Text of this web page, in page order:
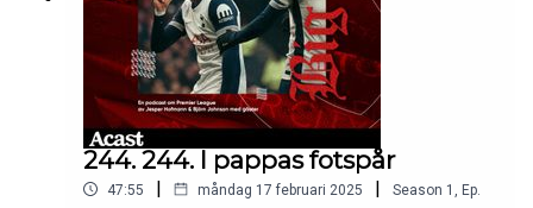
244. 244. I pappas fotspår
47:55 | måndag 17 februari 2025 | Season 1
Ep.